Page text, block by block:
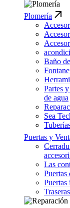
Plomería
Baño
Partes
de agua
Sea
Puertas y
Las
Puertas
Puertas